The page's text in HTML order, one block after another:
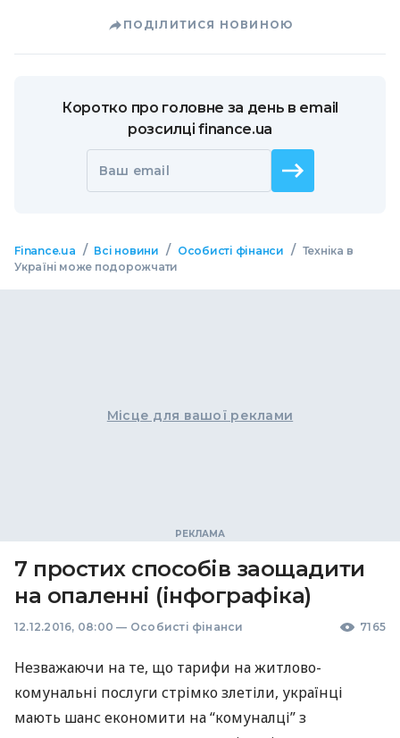
ПОДІЛИТИСЯ НОВИНОЮ
Коротко про головне за день в email
розсилці finance.ua
Ваш email
Finance.ua / Всі новини / Особисті фінанси / Техніка в
Україні може подорожчати
Місце для вашої реклами
7 простих способів заощадити
на опаленні (інфографіка)
12.12.2016, 08:00 — Особисті фінанси 7165
Незважаючи на те, що тарифи на житлово-
комунальні послуги стрімко злетіли, українці
мають шанс економити на “комуналці” з